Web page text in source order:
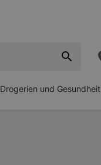
Drogerien und Gesundheit